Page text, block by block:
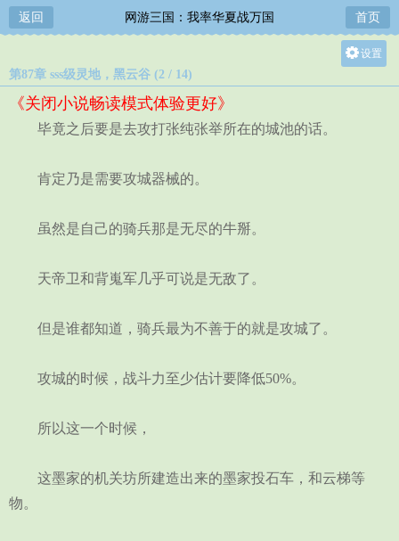
返回 网游三国：我率华夏战万国 首页
设置
第87章 sss级灵地，黑云谷 (2 / 14)
《关闭小说畅读模式体验更好》
毕竟之后要是去攻打张纯张举所在的城池的话。
肯定乃是需要攻城器械的。
虽然是自己的骑兵那是无尽的牛掰。
天帝卫和背嵬军几乎可说是无敌了。
但是谁都知道，骑兵最为不善于的就是攻城了。
攻城的时候，战斗力至少估计要降低50%。
所以这一个时候，
这墨家的机关坊所建造出来的墨家投石车，和云梯等
物。